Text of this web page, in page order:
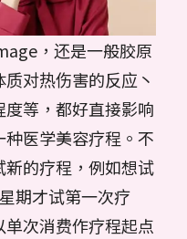
，还是一般胶原
对热伤害的反应丶
等，都好直接影响
医学美容疗程。不
的疗程，例如想试
期才试第一次疗
次消费作疗程起点